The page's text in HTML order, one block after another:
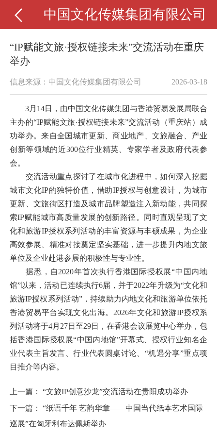
中国文化传媒集团有限公司
“IP赋能文旅·授权链接未来”交流活动在重庆
举办
信息来源：中国文化传媒集团有限公司 2026-03-18
3月14日，由中国文化传媒集团与香港贸易发展局联合
主办的“IP赋能文旅·授权链接未来”交流活动（重庆站）
成
功举办。来自全国城市更新、商业地产、文旅融合、产业
创新等领域的近300位行业精英、专家学者及政府代表参
会。
交流活动重点探讨了在城市化进程中，如何深入挖掘
城市文化IP的独特价值，借助IP授权与创意设计，为城市
更新、文旅街区打造及城市品牌塑造注入新动能，共同探
索IP赋能城市高质量发展的创新路径。同时直观呈现了文
化和旅游IP授权系列活动的丰富资源与丰硕成果，为企业
高效参展、精准对接奠定坚实基础，进一步提升内地文旅
单位及企业赴港参展的积极性与专业性。
据悉， 自2020年首次执行香港国际授权展“中国内地
馆”以来，活动已连续执行6届，并于2022年升级为“文化和
旅游IP授权系列活动”，持续助力内地文化和旅游单位依托
香港贸易平台实现文化出海。2026年文化和旅游IP授权系
列活动将于4月27日至29日，在香港会议展览中心举办，包
括香港国际授权展“中国内地馆”开幕式、授权行业知名企
业代表主旨发言、行业代表圆桌讨论、“机遇分享”重点项
目推介等内容。
上一篇： “文旅IP创意沙龙”交流活动在贵阳成功举办
下一篇： “纸语千年 艺韵华章——中国当代纸本艺术国际
巡展”在匈牙利布达佩斯举办